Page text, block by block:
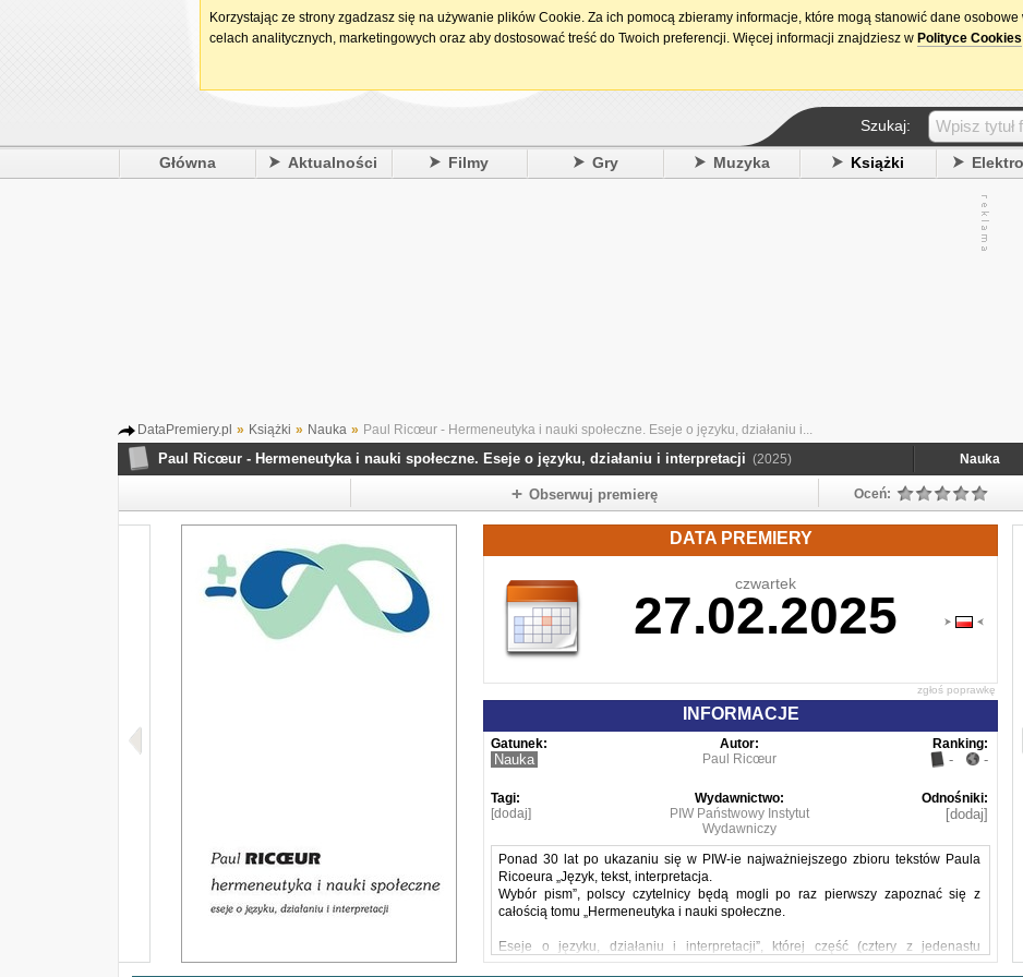
15. urodziny DataPremiery.pl
Szukaj:
Główna Aktualności Filmy Gry Muzyka Książki
DataPremiery.pl » Książki » Nauka » Paul Ricœur - Hermeneutyka i nauki społeczne. Eseje o języku, działaniu i...
Paul Ricœur - Hermeneutyka i nauki społeczne. Eseje o języku, działaniu i interpretacji (2025) Nauka
Obserwuj premierę Oceń:
DATA PREMIERY
czwartek
27.02.2025
zgłoś poprawkę
INFORMACJE
Gatunek:
Nauka
Autor:
Paul Ricœur
Ranking:
- -
Tagi:
[dodaj]
Wydawnictwo:
PIW Państwowy Instytut
Wydawniczy
Odnośniki:
[dodaj]
Ponad 30 lat po ukazaniu się w PIW-ie najważniejszego zbioru tekstów Paula
Ricoeura „Język, tekst, interpretacja.
Wybór pism”, polscy czytelnicy będą mogli po raz pierwszy zapoznać się z
całością tomu „Hermeneutyka i nauki społeczne.
Eseje o języku, działaniu i interpretacji”, której część (cztery z jedenastu
rozdziałów) zawarta była w poprzednim wyborze. Cenione przekłady Piotra
Korzystając ze strony zgadzasz się na używanie plików Cookie. Za ich pomocą zbieramy informacje, które mogą stanowić dane
celach analitycznych, marketingowych oraz aby dostosować treść do Twoich preferencji. Więcej informacji znajdziesz w Polityce Cookies